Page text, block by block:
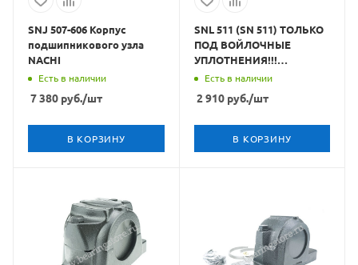
SNJ 507-606 Корпус
подшипникового узла
NACHI
Есть в наличии
7 380 руб./шт
В КОРЗИНУ
SNL 511 (SN 511) ТОЛЬКО
ПОД ВОЙЛОЧНЫЕ
УПЛОТНЕНИЯ!!!
подшипниковый корпус
Есть в наличии
2 910руб./шт
В КОРЗИНУ